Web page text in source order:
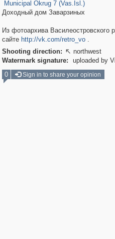
Municipal Okrug 7 (Vas.Isl.)
Доходный дом Заварзиных
Из фотоархива
сайте http://vk.com/retro_vo.
Shooting direction:  northwest
Watermark signature:
uploaded by
0
Sign in to share your opinion